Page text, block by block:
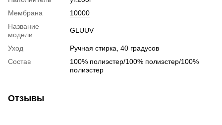
Мембрана
10000
Название
модели
GLUUV
Уход
Ручная стирка, 40 градусов
Состав
100% полиэстер/100% полиэстер/100%
полиэстер
Отзывы